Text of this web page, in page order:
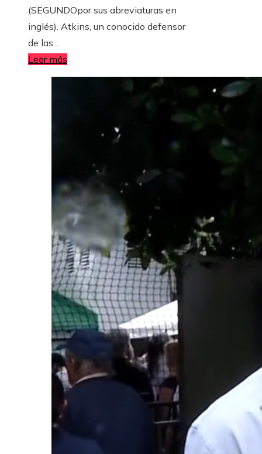
(SEGUNDOpor sus abreviaturas en
inglés). Atkins, un conocido defensor
de las…
Leer más